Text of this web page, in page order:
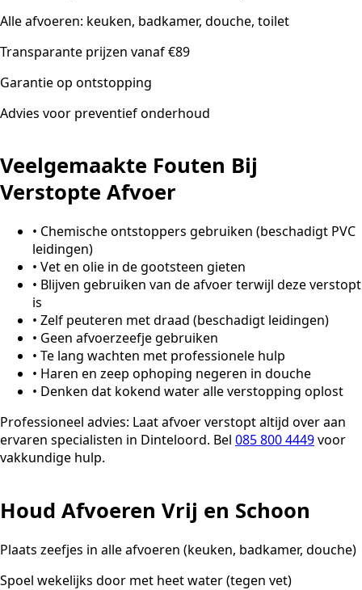
Alle afvoeren: keuken, badkamer, douche, toilet
Transparante prijzen vanaf €89
Garantie op ontstopping
Advies voor preventief onderhoud
Veelgemaakte Fouten Bij
Verstopte Afvoer
• Chemische ontstoppers gebruiken (beschadigt PVC
leidingen)
• Vet en olie in de gootsteen gieten
• Blijven gebruiken van de afvoer terwijl deze verstopt
is
• Zelf peuteren met draad (beschadigt leidingen)
• Geen afvoerzeefje gebruiken
• Te lang wachten met professionele hulp
• Haren en zeep ophoping negeren in douche
• Denken dat kokend water alle verstopping oplost
Professioneel advies: Laat afvoer verstopt altijd over aan
ervaren specialisten in Dinteloord. Bel 085 800 4449voor
vakkundige hulp.
Houd Afvoeren Vrij en Schoon
Plaats zeefjes in alle afvoeren (keuken, badkamer, douche)
Spoel wekelijks door met heet water (tegen vet)